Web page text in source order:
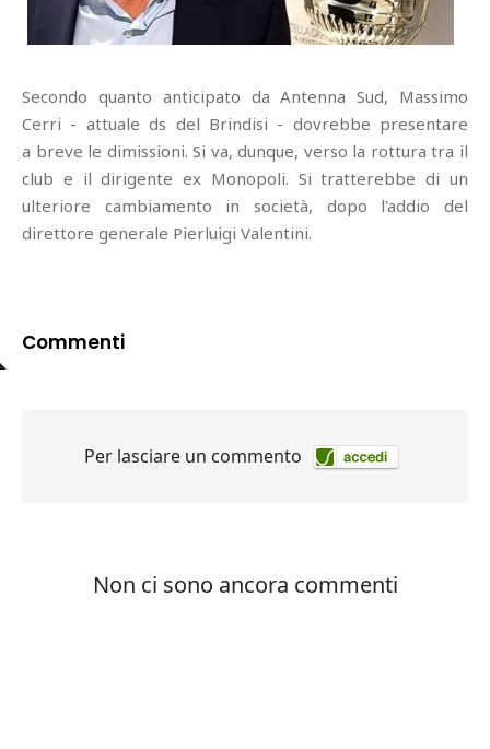
Secondo quanto anticipato da Antenna Sud, Massimo
Cerri - attuale ds del Brindisi - dovrebbe presentare
a breve le dimissioni. Si va, dunque, verso la rottura tra il
club e il dirigente ex Monopoli. Si tratterebbe di un
ulteriore cambiamento in società, dopo l'addio del
direttore generale Pierluigi Valentini.
Commenti